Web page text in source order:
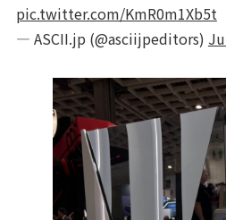
pic.twitter.com/KmR0m1Xb5t
— ASCII.jp (@asciijpeditors)